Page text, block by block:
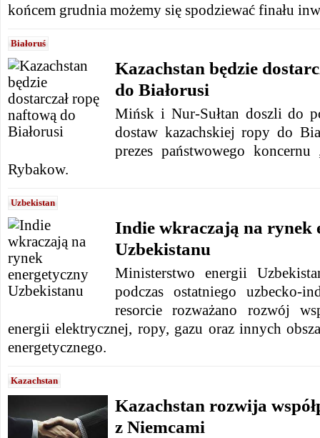
końcem grudnia możemy się spodziewać finału
Białoruś
Kazachstan będzie
do Białorusi
Mińsk i Nur-Sułtan doszli do
dostaw kazachskiej ropy do
prezes państwowego
Rybakow.
Uzbekistan
Indie wkraczają na rynek
Uzbekistanu
Ministerstwo energii
podczas ostatniego uzbecko-
resorcie rozważano rozwój
energii elektrycznej, ropy, gazu oraz innych
energetycznego.
Kazachstan
Kazachstan rozwija
z Niemcami